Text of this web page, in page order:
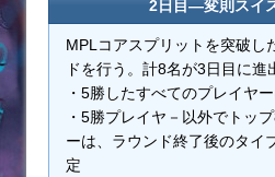
2日目―変則スイ
MPLコアスプリットを突破し
ドを行う。計8名が3日目に進
・5勝したすべてのプレイヤ
・5勝プレイヤ－以外でトッ
ーは、ラウンド終了後のタイ
定